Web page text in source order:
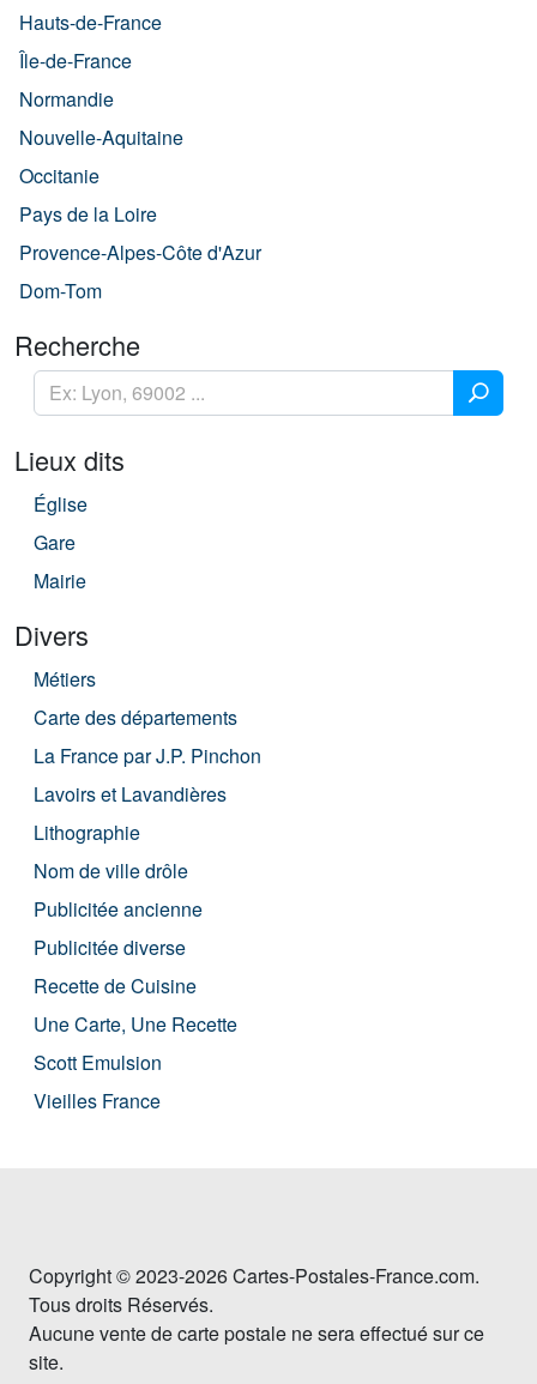
Hauts-de-France
Île-de-France
Normandie
Nouvelle-Aquitaine
Occitanie
Pays de la Loire
Provence-Alpes-Côte d'Azur
Dom-Tom
Recherche
Lieux dits
Église
Gare
Mairie
Divers
Métiers
Carte des départements
La France par J.P. Pinchon
Lavoirs et Lavandières
Lithographie
Nom de ville drôle
Publicitée ancienne
Publicitée diverse
Recette de Cuisine
Une Carte, Une Recette
Scott Emulsion
Vieilles France
Copyright © 2023-2026 Cartes-Postales-France.com.
Tous droits Réservés.
Aucune vente de carte postale ne sera effectué sur ce
site.